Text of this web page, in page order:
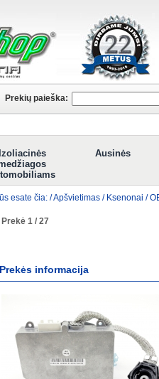
Prekių paieška:
Izoliacinės
Ausinės
esate čia: /Apšvietimas / Ksenonai /
Prekė 1 / 27
Prekės informacija